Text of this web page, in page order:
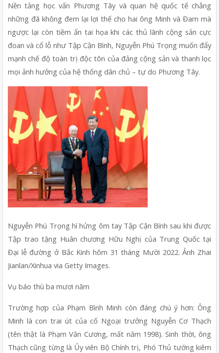
Nền tảng học vấn Phương Tây và quan hệ quốc tế chẳng
những đã không đem lại lợi thế cho hai ông Minh và Đam mà
ngược lại còn tiềm ẩn tai họa khi các thủ lãnh cộng sản cực
đoan và cổ lỗ như Tập Cận Bình, Nguyễn Phú Trọng muốn đẩy
mạnh chế độ toàn trị độc tôn của đảng cộng sản và thanh lọc
mọi ảnh hưởng của hệ thống dân chủ – tự do Phương Tây.
Nguyễn Phú Trọng hí hửng ôm tay Tập Cận Bình sau khi được
Tập trao tặng Huân chương Hữu Nghị của Trung Quốc tại
Đại lễ đường ở Bắc Kinh hôm 31 tháng Mười 2022. Ảnh Zhai
Jianlan/Xinhua via Getty Images.
Vụ báo thù ba mươi năm
Trường hợp của Phạm Bình Minh còn đáng chú ý hơn: Ông
Minh là con trai út của cố Ngoại trưởng Nguyễn Cơ Thạch
(tên thật là Phạm Văn Cương, mất năm 1998). Sinh thời, ông
Thạch cũng từng là Ủy viên Bộ Chính trị, Phó Thủ tướng kiêm